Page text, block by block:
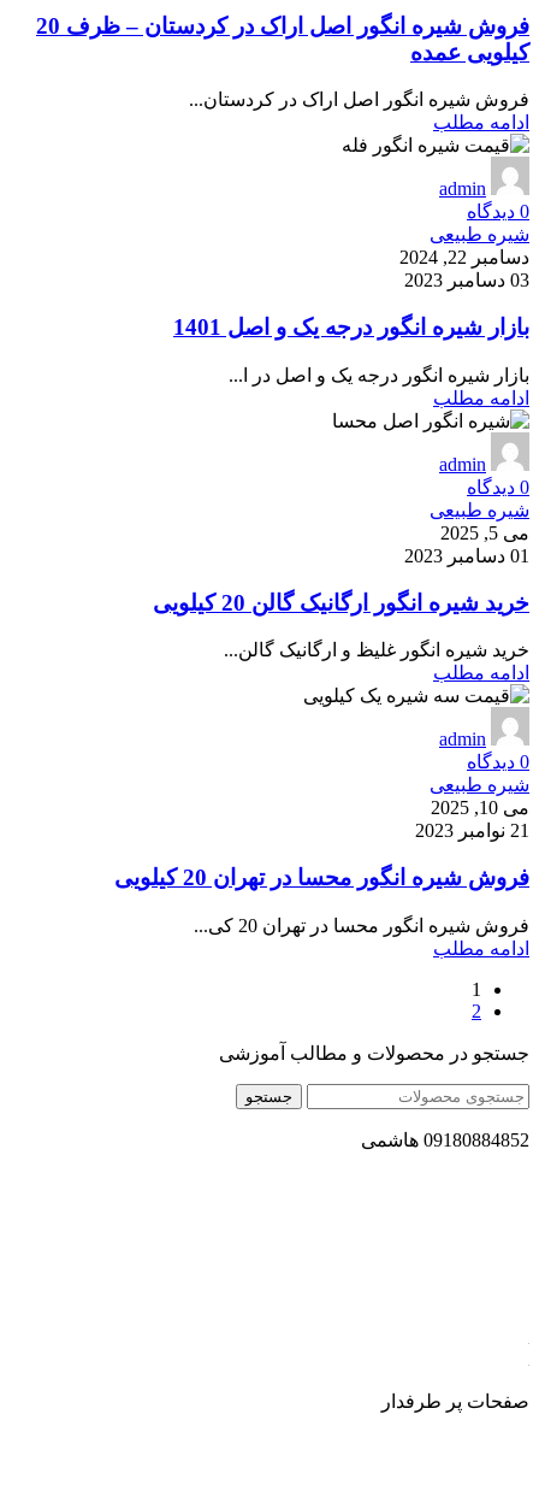
فروش شیره انگور اصل اراک در کردستان – ظرف 20
کیلویی عمده
فروش شیره انگور اصل اراک در کردستان...
ادامه مطلب
admin
0 دیدگاه
شیره طبیعی
دسامبر 22, 2024
03 دسامبر 2023
بازار شیره انگور درجه یک و اصل 1401
بازار شیره انگور درجه یک و اصل در ا...
ادامه مطلب
admin
0 دیدگاه
شیره طبیعی
می 5, 2025
01 دسامبر 2023
خرید شیره انگور ارگانیک گالن 20 کیلویی
خرید شیره انگور غلیظ و ارگانیک گالن...
ادامه مطلب
admin
0 دیدگاه
شیره طبیعی
می 10, 2025
21 نوامبر 2023
فروش شیره انگور محسا در تهران 20 کیلویی
فروش شیره انگور محسا در تهران 20 کی...
ادامه مطلب
1
2
جستجو در محصولات و مطالب آموزشی
جستجو
09180884852 هاشمی
صفحات پر طرفدار